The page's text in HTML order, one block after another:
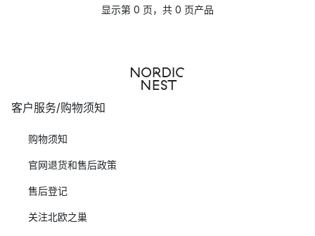
显示第 0 页，共 0 页产品
客户服务/购物须知
购物须知
官网退货和售后政策
售后登记
关注北欧之巢